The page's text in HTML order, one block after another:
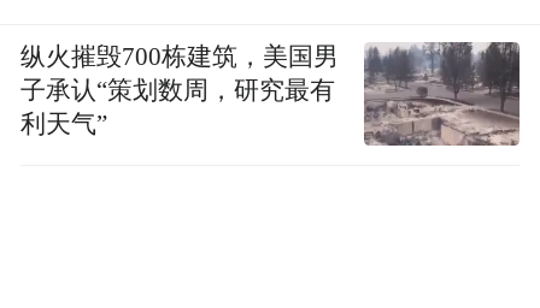
纵火摧毁700栋建筑，美国男
子承认“策划数周，研究最有
利天气”